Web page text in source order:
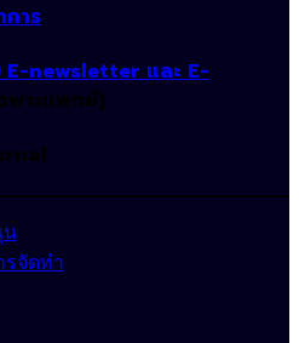
าร
newsletter และ E-
พาะแพทย์)
น
รจัดทำ